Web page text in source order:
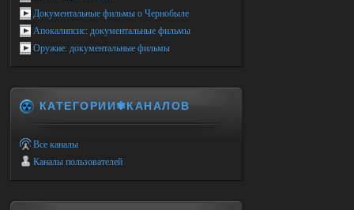
Документальные фильмы о Чернобыле
Апокалипсис: документальные фильмы
Оружие: документальные фильмы
КАТЕГОРИИ✾КАНАЛОВ
Все каналы
Каналы пользователей